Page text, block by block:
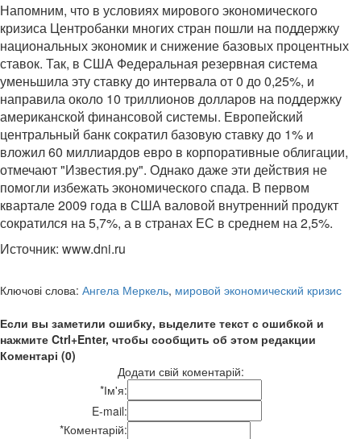
Напомним, что в условиях мирового экономического
кризиса Центробанки многих стран пошли на поддержку
национальных экономик и снижение базовых процентных
ставок. Так, в США Федеральная резервная система
уменьшила эту ставку до интервала от 0 до 0,25%, и
направила около 10 триллионов долларов на поддержку
американской финансовой системы. Европейский
центральный банк сократил базовую ставку до 1% и
вложил 60 миллиардов евро в корпоративные облигации,
отмечают "Известия.ру". Однако даже эти действия не
помогли избежать экономического спада. В первом
квартале 2009 года в США валовой внутренний продукт
сократился на 5,7%, а в странах ЕС в среднем на 2,5%.
Источник: www.dni.ru
Ключові слова: Ангела Меркель, мировой экономический кризис
Если вы заметили ошибку, выделите текст с ошибкой и
нажмите Ctrl+Enter, чтобы сообщить об этом редакции
Коментарі (0)
Додати свій коментарій:
*Ім'я:
E-mail:
*Коментарій: